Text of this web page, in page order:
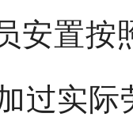
安置按
过实